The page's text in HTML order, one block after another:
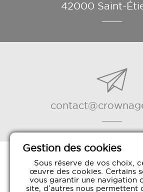
42000 Saint-
©Crown Agency agence d'hôtes &
Gestion des cookies
Sous réserve de vos choix,
œuvre des cookies. Certains
vous garantir une navigation
site, d’autres nous permettent